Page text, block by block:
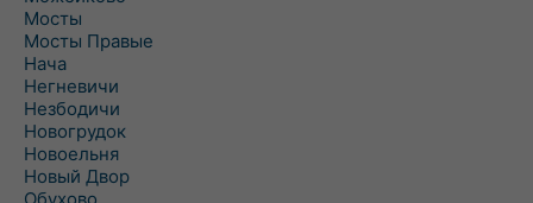
Мосты
Мосты Правые
Нача
Негневичи
Незбодичи
Новогрудок
Новоельня
Новый Двор